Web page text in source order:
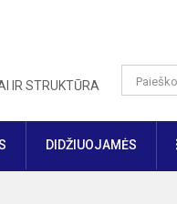
IR STRUKTŪRA
DIDŽIUOJAMĖS